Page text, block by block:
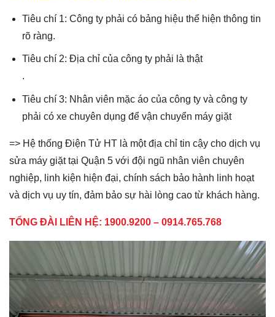
Tiêu chí 1: Công ty phải có bảng hiệu thể hiện thông tin
rõ ràng.
Tiêu chí 2: Địa chỉ của công ty phải là thật
.
Tiêu chí 3: Nhân viên mặc áo của công ty và công ty
phải có xe chuyên dụng để vận chuyển máy giặt
=> Hệ thống Điện Tử HT là một địa chỉ tin cậy cho dịch vụ
sửa máy giặt tại Quận 5 với đội ngũ nhân viên chuyên
nghiệp, linh kiện hiện đại, chính sách bảo hành linh hoạt
và dịch vụ uy tín, đảm bảo sự hài lòng cao từ khách hàng.
TỔNG ĐÀI LIÊN HỆ: 1900.9200 – 0914.765.768